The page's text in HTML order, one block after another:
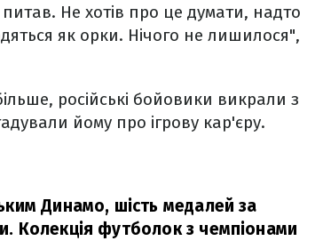
Не хотів про це думати, надто
як орки. Нічого не лишилося",
російські бойовики викрали з
йому про ігрову кар'єру.
Динамо, шість медалей за
Колекція футболок з чемпіонами